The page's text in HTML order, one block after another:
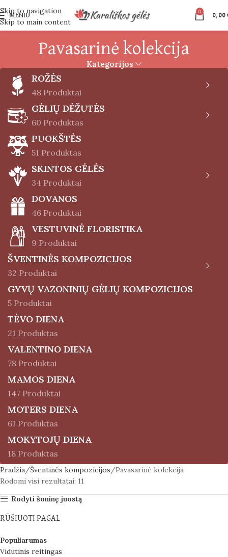
Skip to navigation
Skip to main content
MENIU
0
0,00
Pavasarinė kolekcija
Kategorijos
ROŽĖS
48 Produktai
GĖLIŲ DĖŽUTĖS
60 Produktas
PUOKŠTĖS
51 Produktas
SKINTOS GĖLĖS
34 Produktai
DOVANOS
46 Produktai
VESTUVINĖ FLORISTIKA
9 Produktai
ŠVENTINĖS KOMPOZICIJOS
32 Produktai
GYVŲ VAZONINIŲ GĖLIŲ KOMPOZICIJOS
5 Produktai
TĖVO DIENA
21 Produktas
VALENTINO DIENA
78 Produktai
MAMOS DIENA
147 Produktai
MOTERS DIENA
61 Produktas
MOKYTOJŲ DIENA
18 Produktas
Pradžia Šventinės kompozicijos
Pavasarinė kolekcija
Rodomi visi rezultatai: 11
Rodyti šoninę juostą
RŪŠIUOTI PAGAL
Populiarumas
Vidutinis reitingas